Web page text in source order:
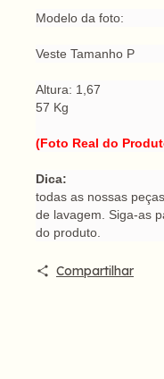
Modelo da foto:
Veste Tamanho P
Altura: 1,67
57 Kg
(Foto Real do
Dica:
todas as nossas
de lavagem. Siga-as
do produto.
Compartilhar